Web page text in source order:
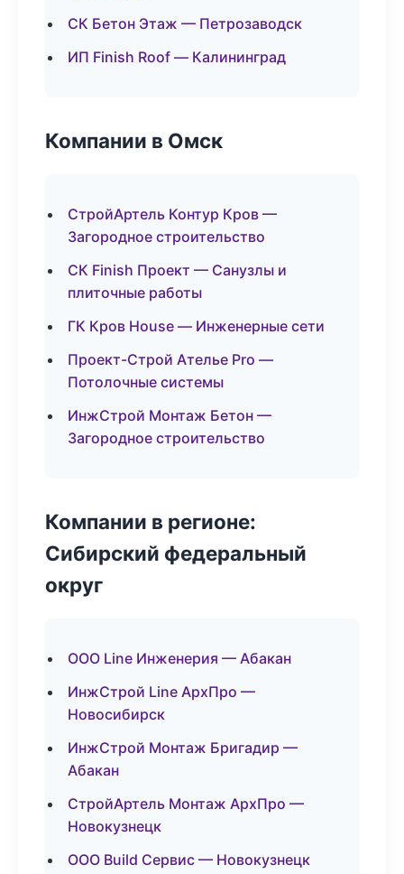
СК Бетон Этаж — Петрозаводск
ИП Finish Roof — Калининград
Компании в Омск
СтройАртель Контур Кров —
Загородное строительство
СК Finish Проект — Санузлы и
плиточные работы
ГК Кров House — Инженерные сети
Проект-Строй Ателье Pro —
Потолочные системы
ИнжСтрой Монтаж Бетон —
Загородное строительство
Компании в регионе:
Сибирский федеральный
округ
ООО Line Инженерия — Абакан
ИнжСтрой Line АрхПро —
Новосибирск
ИнжСтрой Монтаж Бригадир —
Абакан
СтройАртель Монтаж АрхПро —
Новокузнецк
ООО Build Сервис — Новокузнецк